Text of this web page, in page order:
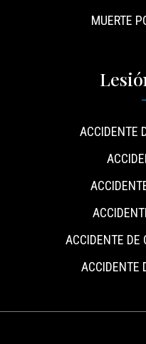
MUERTE
ACCIDENTE
ACCIDENTE DE
ACCIDENTE